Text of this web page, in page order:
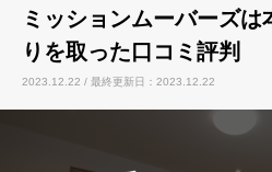
ミッションムーバーズは
りを取った口コミ評判
2023.12.22 / 最終更新日：2023.12.22